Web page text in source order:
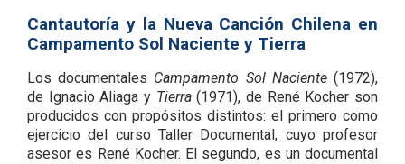
Cantautoría y la Nueva Canción Chilena en
Campamento Sol Naciente y Tierra
Los documentales Campamento Sol Naciente(1972),
de Ignacio Aliaga y Tierra(1971), de René Kocher son
producidos con propósitos distintos: el primero como
ejercicio del curso Taller Documental, cuyo profesor
asesor es René Kocher. El segundo, es un documental